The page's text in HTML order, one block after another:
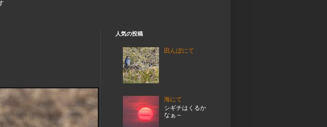
人気の投稿
田んぼにて
海にて
シギチはくるか
なぁ～